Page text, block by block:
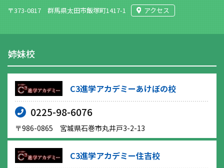
〒373-0817 群馬県太田市飯塚町1417-1 アクセス
姉妹校
C3進学アカデミーあけぼの校
0225-98-6076
〒986-0865 宮城県石巻市丸井戸3-2-13
C3進学アカデミー住吉校